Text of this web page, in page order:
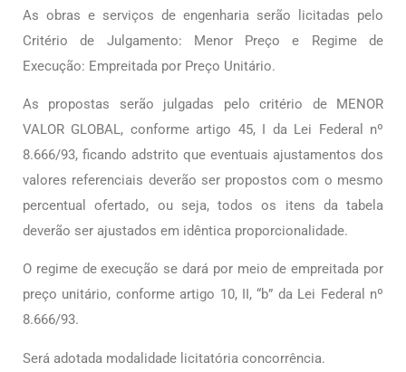
As obras e serviços de engenharia serão licitadas pelo
Critério de Julgamento: Menor Preço e Regime de
Execução: Empreitada por Preço Unitário.
As propostas serão julgadas pelo critério de MENOR
VALOR GLOBAL, conforme artigo 45, I da Lei Federal nº
8.666/93, ficando adstrito que eventuais ajustamentos dos
valores referenciais deverão ser propostos com o mesmo
percentual ofertado, ou seja, todos os itens da tabela
deverão ser ajustados em idêntica proporcionalidade.
O regime de execução se dará por meio de empreitada por
preço unitário, conforme artigo 10, II, “b” da Lei Federal nº
8.666/93.
Será adotada modalidade licitatória concorrência.